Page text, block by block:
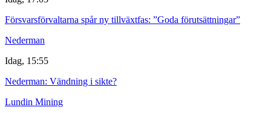
Försvarsförvaltarna spår ny tillväxtfas: ”Goda förutsättningar”
Nederman
Idag, 15:55
Nederman: Vändning i sikte?
Lundin Mining